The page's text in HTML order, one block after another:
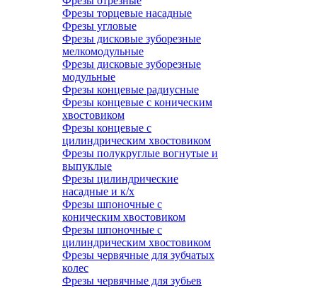
Фрезы торцевые насадные
Фрезы угловые
Фрезы дисковые зуборезные
мелкомодульные
Фрезы дисковые зуборезные
модульные
Фрезы концевые радиусные
Фрезы концевые с коническим
хвостовиком
Фрезы концевые с
цилиндрическим хвостовиком
Фрезы полукруглые вогнутые и
выпуклые
Фрезы цилиндрические
насадные и к/х
Фрезы шпоночные с
коническим хвостовиком
Фрезы шпоночные с
цилиндрическим хвостовиком
Фрезы червячные для зубчатых
колес
Фрезы червячные для зубьев